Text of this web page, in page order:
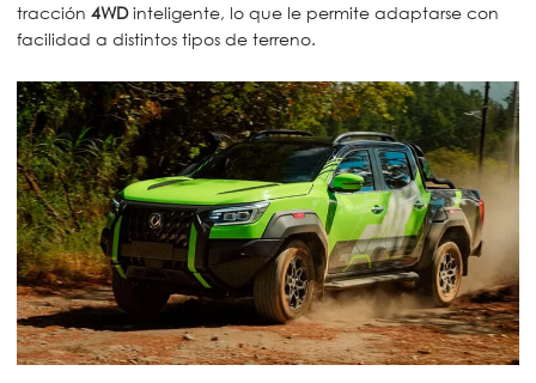
tracción 4WDinteligente, lo que le permite adaptarse con
facilidad a distintos tipos de terreno.